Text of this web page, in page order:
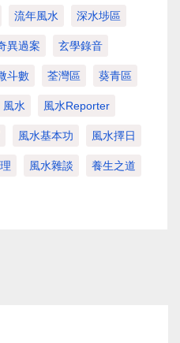
流年風水 深水埗區
異過案 玄學錄音
斗數 荃灣區 葵青區
風水 風水Reporter
風水基本功 風水擇日
風水雜談 養生之道